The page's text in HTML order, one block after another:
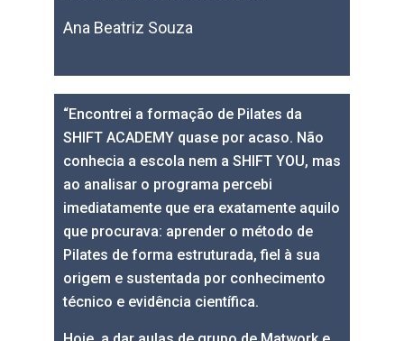
Ana Beatriz Souza
“Encontrei a formação de Pilates da
SHIFT ACADEMY quase por acaso. Não
conhecia a escola nem a SHIFT YOU, mas
ao analisar o programa percebi
imediatamente que era exatamente aquilo
que procurava: aprender o método de
Pilates de forma estruturada, fiel à sua
origem e sustentada por conhecimento
técnico e evidência científica.